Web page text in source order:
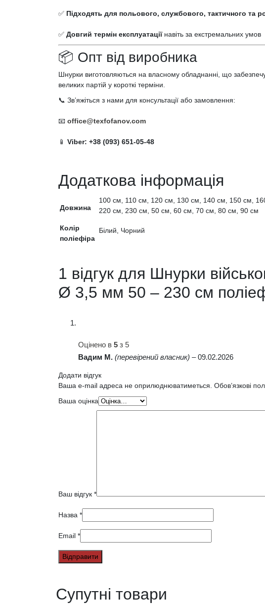
✅ Підходять для польового, службового, тактичного та
✅ Довгий термін експлуатаціїнавіть за екстремальних умов
📦 Опт від виробника
Шнурки виготовляються на власному обладнанні, що
великих партій у короткі терміни.
📞 Зв’яжіться з нами для консультації або замовлення:
📧 office@texfofanov.com
📱 Viber: +38 (093) 651-05-48
Додаткова інформація
Довжина
100 см, 110 см, 120 см, 130 см, 140 см, 150 см,
220 см, 230 см, 50 см, 60 см, 70 см, 80 см, 90 см
Колір
поліефіра
Білий, Чорний
1 відгук для Шнурки
Ø 3,5 мм 50 – 230 см
Оцінено в 5 з 5
Вадим М. (перевірений власник) – 09.02.2026
Додати відгук
Ваша e-mail адреса не оприлюднюватиметься. Обов’язкові
Ваша оцінка
Ваш відгук *
Назва *
Email *
Супутні товари